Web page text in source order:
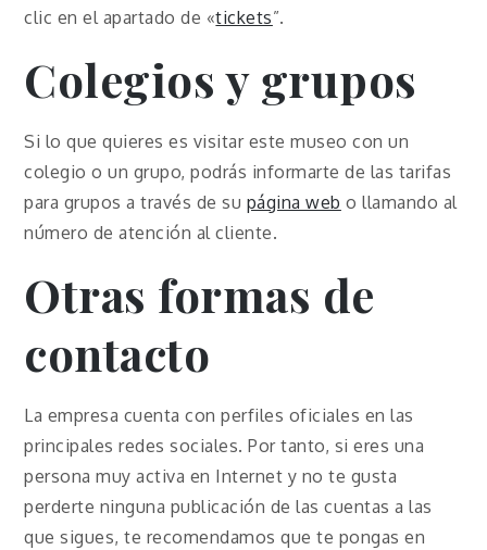
clic en el apartado de «tickets”.
Colegios y grupos
Si lo que quieres es visitar este museo con un
colegio o un grupo, podrás informarte de las tarifas
para grupos a través de su página web o llamando al
número de atención al cliente.
Otras formas de
contacto
La empresa cuenta con perfiles oficiales en las
principales redes sociales. Por tanto, si eres una
persona muy activa en Internet y no te gusta
perderte ninguna publicación de las cuentas a las
que sigues, te recomendamos que te pongas en